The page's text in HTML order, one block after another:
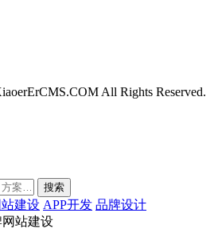
All Rights Reserved.
搜索
站建设 APP开发 品牌设计
网站建设